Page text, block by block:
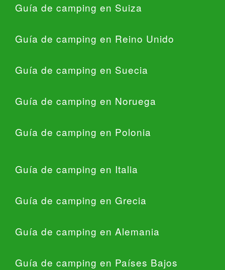
Guía de camping en Suiza
Guía de camping en Reino Unido
Guía de camping en Suecia
Guía de camping en Noruega
Guía de camping en Polonia
Guía de camping en Italia
Guía de camping en Grecia
Guía de camping en Alemania
Guía de camping en Países Bajos